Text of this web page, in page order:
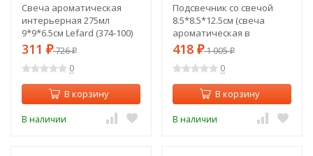
Свеча ароматическая
интерьерная 275мл
9*9*6.5см Lefard (374-100)
311 ₽726₽
0
В корзину
В наличии
Подсвечник со свечой
8.5*8.5*12.5см (свеча
ароматическая в
комплекте) Lefard (374-
124)
418 ₽1 005₽
0
В корзину
В наличии